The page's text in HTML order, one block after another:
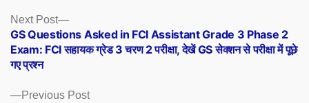
Posts
navigation
Previous PostPrevious
Next Post
Next
post:
GS Questions Asked in FCI Assistant Grade 3 Phase 2
Exam: FCI सहायक ग्रेड 3 चरण 2 परीक्षा, देखें GS सेक्शन से परीक्षा में पूछे
गए प्रश्न